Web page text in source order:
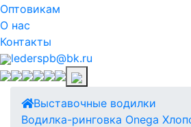
Оптовикам
О нас
Контакты
lederspb@bk.ru
Выставочные водилки
Водилка-ринговка Onega